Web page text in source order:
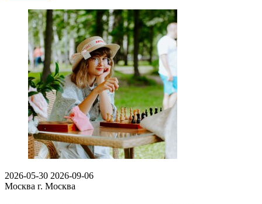
2026-05-30 2026-09-06
Москва г. Москва